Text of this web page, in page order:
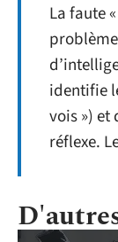
La faute
identifie
vois ») et
réflexe.